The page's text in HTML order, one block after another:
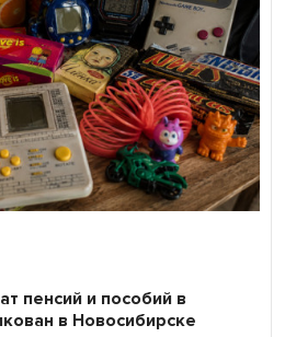
пенсий и пособий в
в Новосибирске